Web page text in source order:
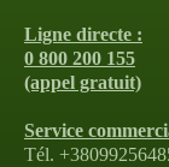
Ligne directe :
0 800 200 155
(appel gratuit)
Service
Tél.